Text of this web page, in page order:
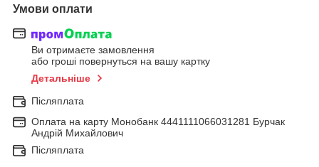
Умови оплати
Ви отримаєте замовлення
або гроші повернуться на вашу картку
Детальніше
Післяплата
Оплата на карту Монобанк 4441111066031281 Бурчак
Андрій Михайлович
Післяплата